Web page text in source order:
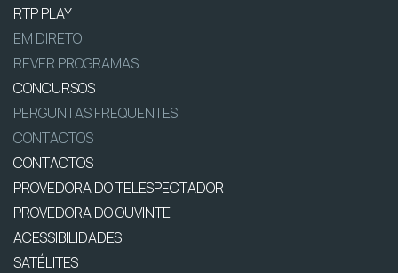
RTP PLAY
EM DIRETO
REVER PROGRAMAS
CONCURSOS
PERGUNTAS FREQUENTES
CONTACTOS
CONTACTOS
PROVEDORA DO TELESPECTADOR
PROVEDORA DO OUVINTE
ACESSIBILIDADES
SATÉLITES